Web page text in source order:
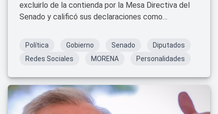
excluirlo de la contienda por la Mesa Directiva del
Senado y calificó sus declaraciones como
Política Gobierno Senado
Diputados
Redes Sociales
MORENA Personalidades